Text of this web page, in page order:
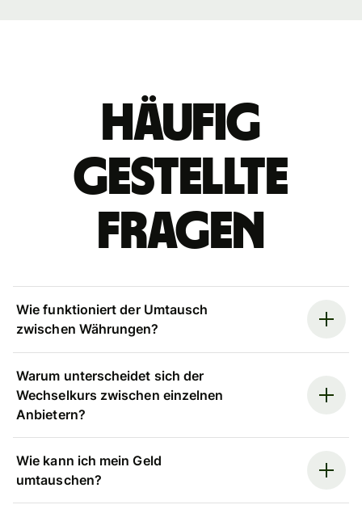
Häufig
gestellte
Fragen
Wie funktioniert der Umtausch
zwischen Währungen?
Warum unterscheidet sich der
Wechselkurs zwischen einzelnen
Anbietern?
Wie kann ich mein Geld
umtauschen?